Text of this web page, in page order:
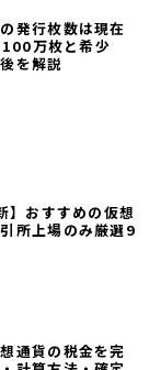
発行枚数は現在
万枚と希少
を解説
】おすすめの仮想
所上場のみ厳選9
通貨の税金を完